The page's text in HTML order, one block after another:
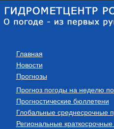
Главная
Новости
Прогнозы
Прогноз погоды на неделю
Прогностические бюллетени
Глобальные среднесрочные
Региональные